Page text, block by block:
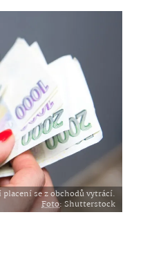
se z obchodů vytrácí.
Foto: Shutterstock